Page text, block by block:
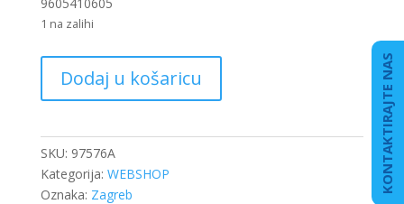
1 na zalihi
AKUMULATORA
DB
MP4
količina
Dodaj u košaricu
SKU: 97576A
Kategorija: WEBSHOP
Oznaka: Zagreb
KONTAKTIRAJTE NAS